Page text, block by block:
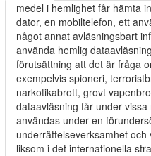
medel i hemlighet får hämta
dator, en mobiltelefon, ett
något annat avläsningsbart
använda hemlig
förutsättning att det är fråga
exempelvis spioneri,
narkotikabrott, grovt
dataavläsning får under
användas under en
underrättelseverksamhet
liksom i det internationella